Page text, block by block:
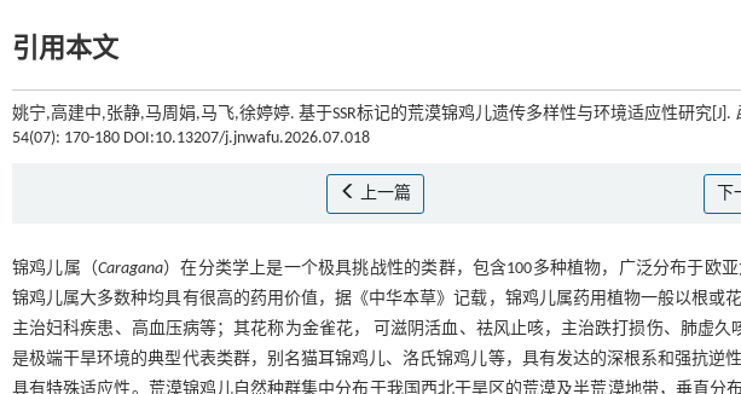
引用本文
姚宁,高建中,张静,马周娟,马飞,徐婷婷. 基于SSR标记的荒漠锦鸡儿遗传多样性与环境适应性研究[J].
54(07): 170-180 DOI:10.13207/j.jnwafu.2026.07.018
上一篇
锦鸡儿属（Caragana）在分类学上是一个极具挑战性的类群，包含100多种植物，广泛分布于欧
锦鸡儿属大多数种均具有很高的药用价值，据《中华本草》记载，锦鸡儿属药用植物一般以根或
主治妇科疾患、高血压病等；其花称为金雀花， 可滋阴活血、祛风止咳，主治跌打损伤、肺虚久
是极端干旱环境的典型代表类群，别名猫耳锦鸡儿、洛氏锦鸡儿等，具有发达的深根系和强抗逆
具有特殊适应性。荒漠锦鸡儿自然种群集中分布于我国西北干旱区的荒漠及半荒漠地带，垂直分